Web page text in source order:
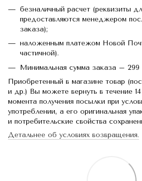
безналичный расчет (реквизиты
предоставляются менеджером
заказа);
наложенным платежом Новой
частичной).
Минимальная сумма заказа – 299
Приобретенный в магазине товар
и др.) Вы можете вернуть в течение
момента получения посылки при
употреблении, а его оригинальная
и потребительские свойства
Детальнее об условиях возвращения.